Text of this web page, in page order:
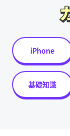
iPhone
基礎知識